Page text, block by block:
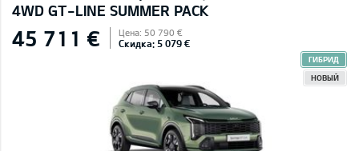
4WD GT-LINE SUMMER PACK
45 711 € Цена: 50 790 €
Скидка: 5 079 €
ГИБРИД
НОВЫЙ